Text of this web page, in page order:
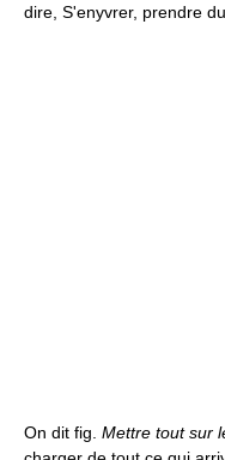
dire, S'enyvrer, prendre
On dit fig. Mettre tout sur